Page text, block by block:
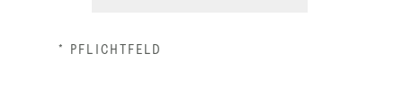
* PFLICHTFELD